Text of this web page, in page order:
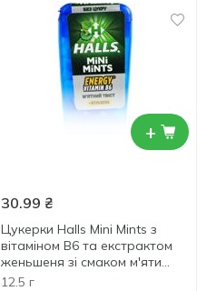
+
30.99 ₴
Цукерки Halls Mini Mints з
вітаміном В6 та екстрактом
женьшеня зі смаком м'яти
12,5г
12.5 г